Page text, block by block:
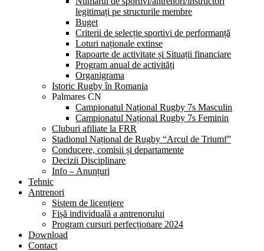
legitimați pe structurile membre
Buget
Criterii de selecție sportivi de performanță
Loturi naționale extinse
Rapoarte de activitate și Situații financiare
Program anual de activități
Organigrama
Istoric Rugby în Romania
Palmares CN
Campionatul Național Rugby 7s Masculin
Campionatul Național Rugby 7s Feminin
Cluburi afiliate la FRR
Stadionul Național de Rugby “Arcul de Triumf”
Conducere, comisii și departamente
Decizii Disciplinare
Info – Anunțuri
Tehnic
Antrenori
Sistem de licențiere
Fișă individuală a antrenorului
Program cursuri perfecționare 2024
Download
Contact